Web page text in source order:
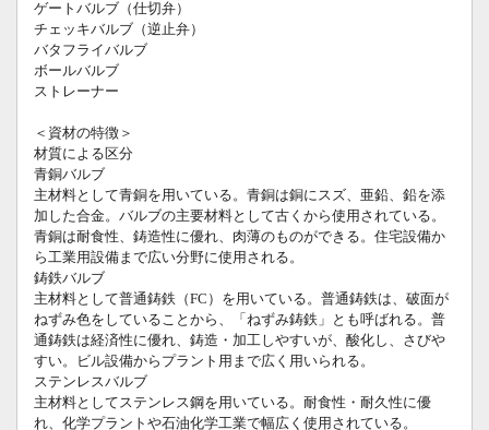
ゲートバルブ（仕切弁）
チェッキバルブ（逆止弁）
バタフライバルブ
ボールバルブ
ストレーナー
＜資材の特徴＞
材質による区分
青銅バルブ
主材料として青銅を用いている。青銅は銅にスズ、亜鉛、鉛を添
加した合金。バルブの主要材料として古くから使用されている。
青銅は耐食性、鋳造性に優れ、肉薄のものができる。住宅設備か
ら工業用設備まで広い分野に使用される。
鋳鉄バルブ
主材料として普通鋳鉄（FC）を用いている。普通鋳鉄は、破面が
ねずみ色をしていることから、「ねずみ鋳鉄」とも呼ばれる。普
通鋳鉄は経済性に優れ、鋳造・加工しやすいが、酸化し、さびや
すい。ビル設備からプラント用まで広く用いられる。
ステンレスバルブ
主材料としてステンレス鋼を用いている。耐食性・耐久性に優
れ、化学プラントや石油化学工業で幅広く使用されている。